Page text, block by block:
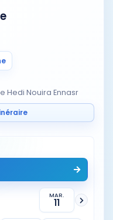
Hedi Nouira Ennasr
MAR.
11